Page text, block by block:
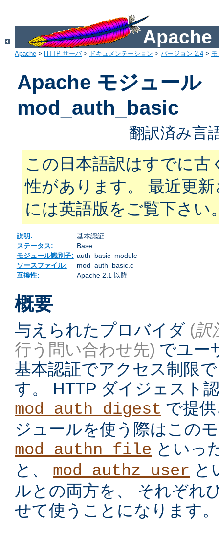
Apache
Apache > HTTP サーバ> ドキュメンテーション > バージョン 2.4 >
Apache モジュール
mod_auth_basic
翻訳済み言
この日本語訳はすでに古
性があります。 最近更
には英語版をご覧下さい
説明:
基本認証
ステータス:
Base
モジュール識別子: auth_basic_module
ソースファイル:
mod_auth_basic.c
互換性:
Apache 2.1 以降
概要
与えられたプロバイダ (訳
行う問い合わせ先) でユー
基本認証でアクセス制限
す。 HTTP ダイジェスト
mod_auth_digest で提
ジュールを使う際はこの
mod_authn_file といっ
と、 mod_authz_user と
ルとの両方を、 それぞれ
せて使うことになります。